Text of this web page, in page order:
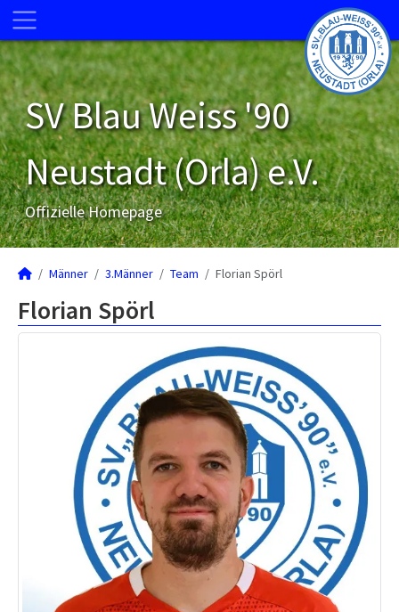
SV Blau Weiss '90
Neustadt (Orla) e.V.
Offizielle Homepage
Männer 3.Männer Team Florian Spörl
Florian Spörl